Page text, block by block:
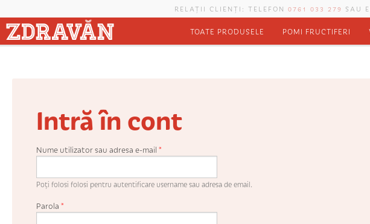
RELAȚII CLIENȚI: TELEFON 0761 033 279 SAU
TOATE PRODUSELE POMI FRUCTIFERI
Intră în cont
Nume utilizator sau adresa e-mail *
Poți folosi folosi pentru autentificare username sau adresa de email.
Parola *